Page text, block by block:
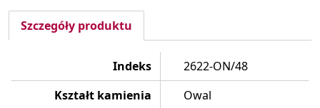
Szczegóły produktu
Indeks
2622-ON/48
Kształt kamienia
Owal